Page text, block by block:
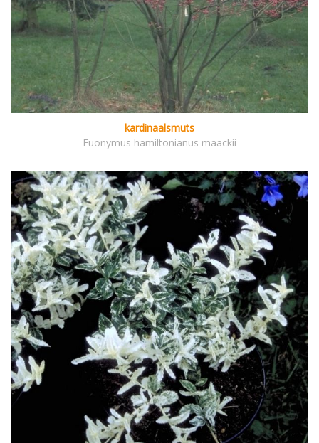
kardinaalsmuts
Euonymus hamiltonianus maackii